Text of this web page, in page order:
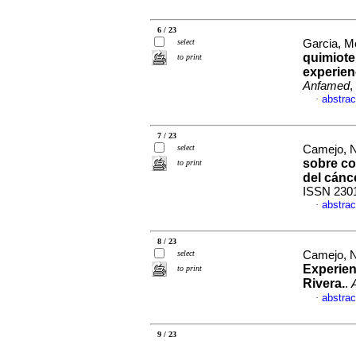
6 / 23
select
to print
Garcia,
Anfamed,
·
7 / 23
select
to print
Camejo,
sobre
del
ISSN
·
8 / 23
select
to print
Camejo,
Rivera..
·
9 / 23